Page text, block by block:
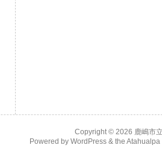
Copyright © 2026 鹿嶋市
Powered by WordPress& the Atahualpa